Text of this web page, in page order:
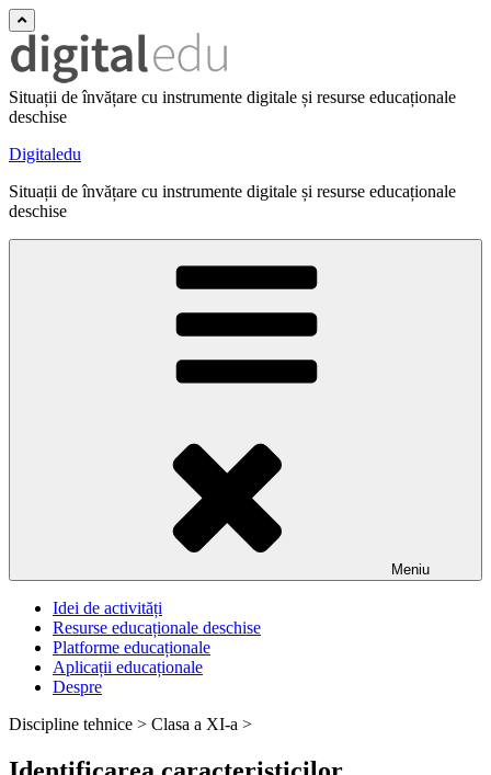
Situații de învățare cu instrumente digitale și resurse educaționale
deschise
Digitaledu
Situații de învățare cu instrumente digitale și resurse educaționale
deschise
Meniu
Idei de activități
Resurse educaționale deschise
Platforme educaționale
Aplicații educaționale
Despre
Discipline tehnice > Clasa a XI-a >